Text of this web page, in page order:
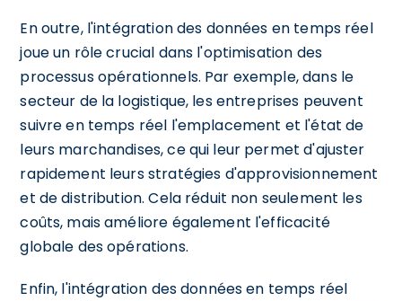
En outre, l'intégration des données en temps réel
joue un rôle crucial dans l'optimisation des
processus opérationnels. Par exemple, dans le
secteur de la logistique, les entreprises peuvent
suivre en temps réel l'emplacement et l'état de
leurs marchandises, ce qui leur permet d'ajuster
rapidement leurs stratégies d'approvisionnement
et de distribution. Cela réduit non seulement les
coûts, mais améliore également l'efficacité
globale des opérations.
Enfin, l'intégration des données en temps réel